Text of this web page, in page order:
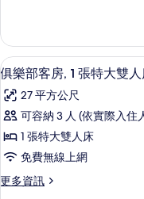
片
張
特
大
雙
人
床
(Deluxe)
的
部
客
房,
張
特
雙
人
(Deluxe)
顯
示
俱
樂
部
房,
7
俱樂部客房, 1 張特大雙
27 平方公尺
可容納 3 人 (依實際入住
1 張特大雙人床
免費無線上網
更多資訊
更